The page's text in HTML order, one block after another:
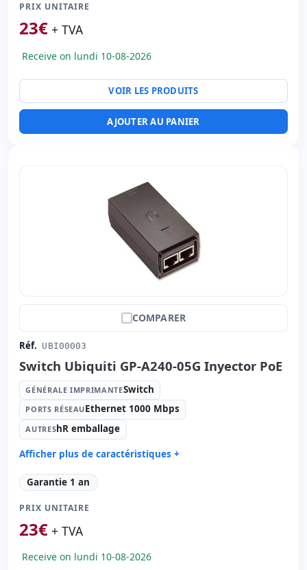
Autres: hR emballage
Dimensions:
PRIX UNITAIRE
23€ + TVA
Receive on lundi 10-08-2026
VOIR LES PRODUITS
AJOUTER AU PANIER
COMPARER
Réf. UBI00003
Switch Ubiquiti GP-A240-05G Inyector PoE
GÉNÉRALE IMPRIMANTESwitch
PORTS RÉSEAUEthernet 1000 Mbps
AUTREShR emballage
Afficher plus de caractéristiques +
Générale imprimante:
Ports réseau: Ethernet 1000 Mbps.
Autres: hR emballage
Dimensions:
Garantie 1 an
PRIX UNITAIRE
23€ + TVA
Receive on lundi 10-08-2026